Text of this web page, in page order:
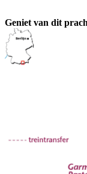
Geniet van dit